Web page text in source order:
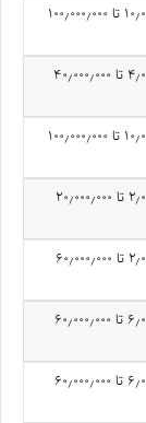
۱۰٫۰۰۰٫۰۰۰ تا ۱۰۰٫۰۰۰٫۰۰۰
۴٫۰۰۰٫۰۰۰ تا ۴۰٫۰۰۰٫۰۰۰
۱۰٫۰۰۰٫۰۰۰ تا ۱۰۰٫۰۰۰٫۰۰۰
۲٫۰۰۰٫۰۰۰ تا ۲۰٫۰۰۰٫۰۰۰
۲٫۰۰۰٫۰۰۰ تا ۶۰٫۰۰۰٫۰۰۰
۶٫۰۰۰٫۰۰۰ تا ۶۰٫۰۰۰٫۰۰۰
۶٫۰۰۰٫۰۰۰ تا ۶۰٫۰۰۰٫۰۰۰